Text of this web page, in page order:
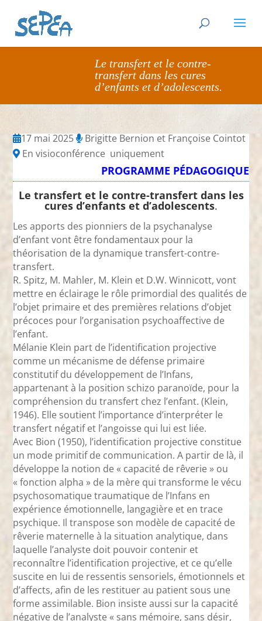
Le transfert et le contre-
transfert dans les cures
d’enfants et d’adolescents.
17 mai 2025
Brigitte Bernion et Françoise Cointot
En visioconférence uniquement
PROGRAMME PÉDAGOGIQUE
Le transfert et le contre-transfert dans les
cures d’enfants et d’adolescents.
Les apports des pionniers de la psychanalyse
d’enfant vont être fondamentaux pour la
théorisation de la dynamique transfert-contre-
transfert.
R. Spitz, M. Mahler, M. Klein et D.W. Winnicott, vont
mettre en éclairage le rôle primordial des qualités de
l’objet primaire et des premières relations d’objet
précoces pour l’organisation psychoaffective de
l’enfant.
Mélanie Klein part de l’identification projective
comme un mécanisme de défense primaire
constitutif du développement de l’Infans,
appartenant à la position schizo paranoïde, pour la
compréhension du transfert chez l’enfant. (Klein,
1946). Elle soutient l’importance d’interpréter le
transfert négatif et l’angoisse qui lui est liée.
Avec Bion (1950), l’identification projective constitue
un mode primitif de communication. A partir de là, il
développe la notion de « capacité de rêverie » ou
« fonction alpha » de la mère qui transforme le vécu
psychosomatique traumatique de l’Infans en
expérience émotionnelle, langagière et en trace
psychique. Il transpose son modèle de capacité de
rêverie maternelle à la situation analytique, dans
laquelle l’analyste doit pouvoir contenir et
reconnaître l’identification projective, et ce qu’elle
suscite en lui de ressentis sensoriels, émotionnels et
d’affects, afin de les restituer au patient sous une
forme assimilable. Bion insiste aussi sur la capacité
négative de l’analyste « sans mémoire, sans désir,